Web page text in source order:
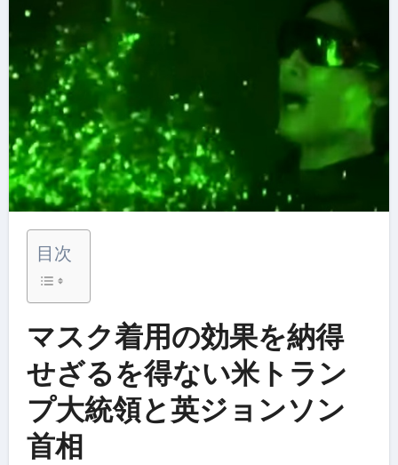
目次
マスク着用の効果を納得
せざるを得ない米トラン
プ大統領と英ジョンソン
首相